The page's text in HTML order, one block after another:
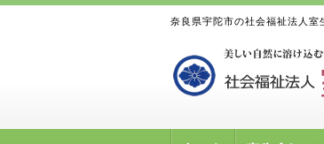
奈良県宇陀市の社会福祉法人